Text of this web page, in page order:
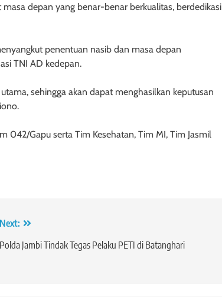
depan yang benar-benar berkualitas, berdedikasi
penentuan nasib dan masa depan
TNI AD kedepan.
sehingga akan dapat menghasilkan keputusan
042/Gapu serta Tim Kesehatan, Tim MI, Tim Jasmil
Next:
Polda Jambi Tindak Tegas Pelaku PETI di Batanghari